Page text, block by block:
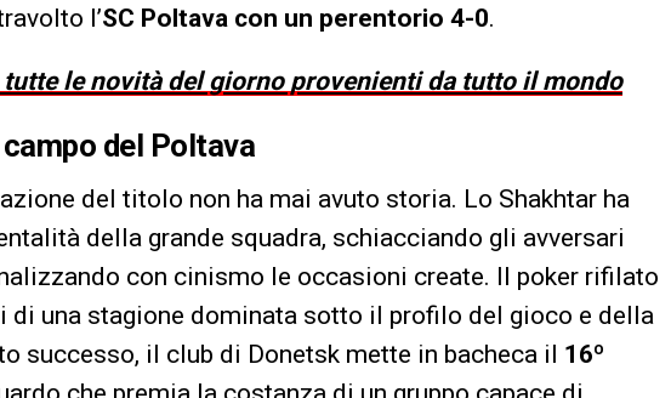
l’SC Poltava con un perentorio 4-0.
le novità del giorno provenienti da tutto il mondo
del Poltava
del titolo non ha mai avuto storia. Lo Shakhtar ha
della grande squadra, schiacciando gli avversari
con cinismo le occasioni create. Il poker rifilato
di una stagione dominata sotto il profilo del gioco e della
successo, il club di Donetsk mette in bacheca il 16º